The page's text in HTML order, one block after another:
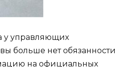
у управляющих
больше нет обязанности
на официальных